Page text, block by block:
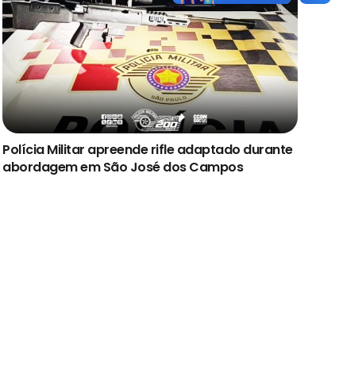
Polícia Militar apreende rifle adaptado durante
abordagem em São José dos Campos